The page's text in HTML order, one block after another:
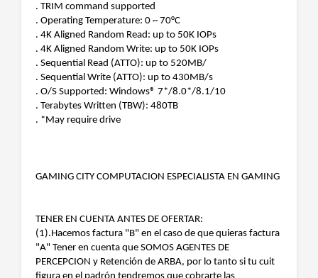
. TRIM command supported
. Operating Temperature: 0 ~ 70°C
. 4K Aligned Random Read: up to 50K IOPs
. 4K Aligned Random Write: up to 50K IOPs
. Sequential Read (ATTO): up to 520MB/
. Sequential Write (ATTO): up to 430MB/s
. O/S Supported: Windows® 7*/8.0*/8.1/10
. Terabytes Written (TBW): 480TB
. *May require drive
GAMING CITY COMPUTACION ESPECIALISTA EN GAMING
TENER EN CUENTA ANTES DE OFERTAR:
(1).Hacemos factura "B" en el caso de que quieras factura
"A" Tener en cuenta que SOMOS AGENTES DE
PERCEPCION y Retención de ARBA, por lo tanto si tu cuit